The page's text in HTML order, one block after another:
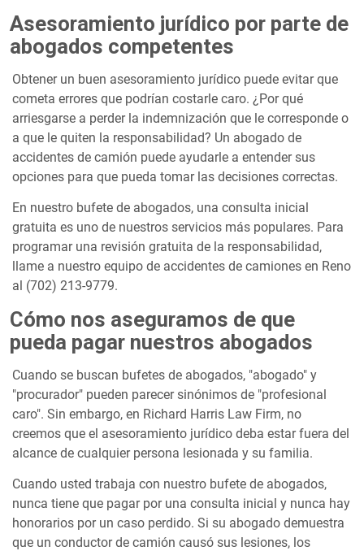
Asesoramiento jurídico por parte de
abogados competentes
Obtener un buen asesoramiento jurídico puede evitar que
cometa errores que podrían costarle caro. ¿Por qué
arriesgarse a perder la indemnización que le corresponde o
a que le quiten la responsabilidad? Un abogado de
accidentes de camión puede ayudarle a entender sus
opciones para que pueda tomar las decisiones correctas.
En nuestro bufete de abogados, una consulta inicial
gratuita es uno de nuestros servicios más populares. Para
programar una revisión gratuita de la responsabilidad,
llame a nuestro equipo de accidentes de camiones en Reno
al (702) 213-9779.
Cómo nos aseguramos de que
pueda pagar nuestros abogados
Cuando se buscan bufetes de abogados, "abogado" y
"procurador" pueden parecer sinónimos de "profesional
caro". Sin embargo, en Richard Harris Law Firm, no
creemos que el asesoramiento jurídico deba estar fuera del
alcance de cualquier persona lesionada y su familia.
Cuando usted trabaja con nuestro bufete de abogados,
nunca tiene que pagar por una consulta inicial y nunca hay
honorarios por un caso perdido. Si su abogado demuestra
que un conductor de camión causó sus lesiones, los